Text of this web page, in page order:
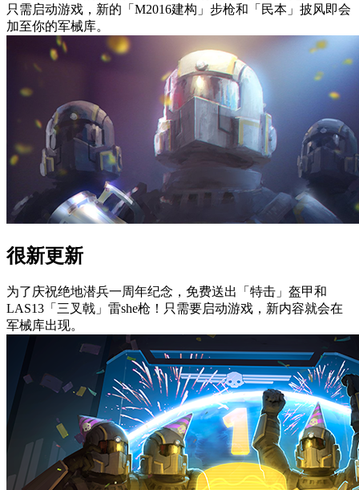
只需启动游戏，新的「M2016建构」步枪和「民本」披风即会
加至你的军械库。
很新更新
为了庆祝绝地潜兵一周年纪念，免费送出「特击」盔甲和
LAS13「三叉戟」雷she枪！只需要启动游戏，新内容就会在
军械库出现。